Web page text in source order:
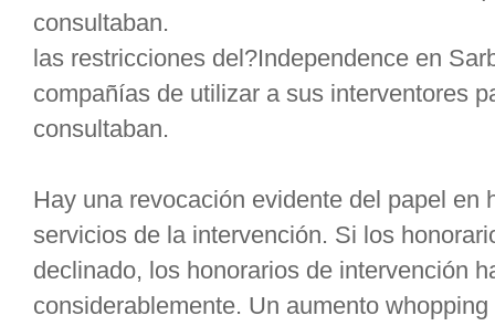
consultaban.
las restricciones del?Independence en
compañías de utilizar a sus interventores
consultaban.
Hay una revocación evidente del papel en
servicios de la intervención. Si los
declinado, los honorarios de intervención
considerablemente. Un aumento